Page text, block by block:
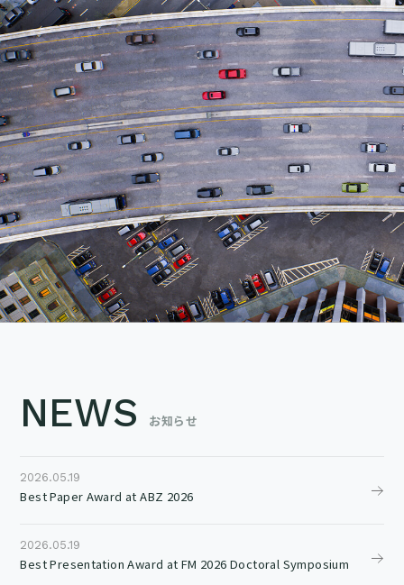
NEWS お知らせ
2026.05.19
Best Paper Award at ABZ 2026
2026.05.19
Best Presentation Award at FM 2026 Doctoral Symposium